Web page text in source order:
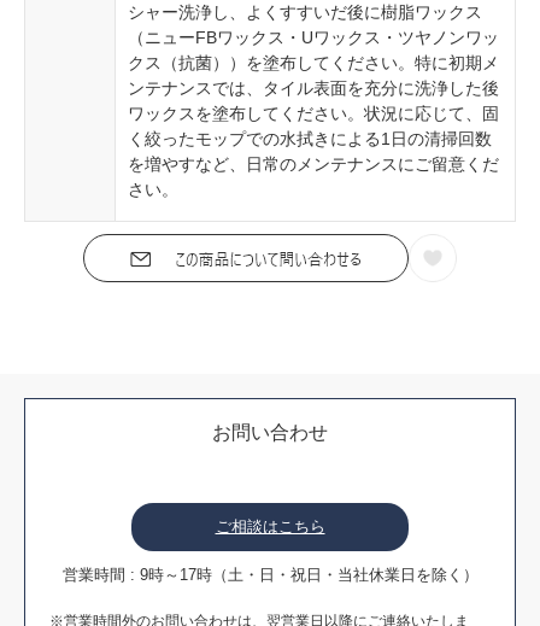
シャー洗浄し、よくすすいだ後に樹脂ワックス
（ニューFBワックス・Uワックス・ツヤノンワッ
クス（抗菌））を塗布してください。特に初期メ
ンテナンスでは、タイル表面を充分に洗浄した後
ワックスを塗布してください。状況に応じて、固
く絞ったモップでの水拭きによる1日の清掃回数
を増やすなど、日常のメンテナンスにご留意くだ
さい。
お問い合わせ
ご相談はこちら
営業時間 : 9時～17時（土・日・祝日・当社休業日を除く）
※営業時間外のお問い合わせは、翌営業日以降にご連絡いたしま